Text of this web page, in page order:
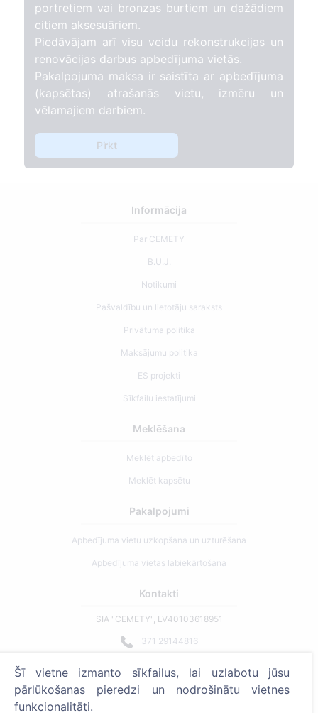
portretiem vai bronzas burtiem un dažādiem
citiem aksesuāriem.
Piedāvājam arī visu veidu rekonstrukcijas un
renovācijas darbus apbedījuma vietās.
Pakalpojuma maksa ir saistīta ar apbedījuma
(kapsētas) atrašanās vietu, izmēru un
vēlamajiem darbiem.
Pirkt
Informācija
Par CEMETY
B.U.J.
Notikumi
Pašvaldību un lietotāju saraksts
Privātuma politika
Maksājumu politika
ES projekti
Sīkfailu iestatījumi
Meklēšana
Meklēt apbedīto
Meklēt kapsētu
Pakalpojumi
Apbedījuma vietu uzkopšana un uzturēšana
Apbedījuma vietas labiekārtošana
Kontakti
SIA "CEMETY", LV40103618951
371 29144816
Strādājam visā Latvijā!
Šī vietne izmanto sīkfailus, lai uzlabotu jūsu
pārlūkošanas pieredzi un nodrošinātu vietnes
funkcionalitāti.